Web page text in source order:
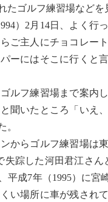
ゴルフ練習場などを
）2月14日、よく行
ご主人にチョコレー
ーにはそこに行くと
ルフ練習場まで案内
聞いたところ「いえ
。
らゴルフ練習場は
踪した河田君江さ
平成7年（1995）に宮
い場所に車が残され